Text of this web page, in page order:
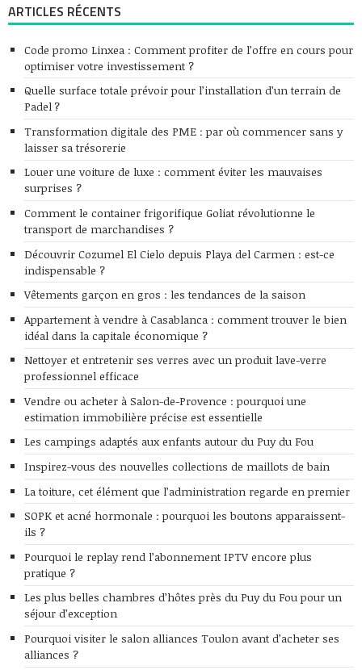
ARTICLES RÉCENTS
Code promo Linxea : Comment profiter de l’offre en cours pour
optimiser votre investissement ?
Quelle surface totale prévoir pour l’installation d’un terrain de
Padel ?
Transformation digitale des PME : par où commencer sans y
laisser sa trésorerie
Louer une voiture de luxe : comment éviter les mauvaises
surprises ?
Comment le container frigorifique Goliat révolutionne le
transport de marchandises ?
Découvrir Cozumel El Cielo depuis Playa del Carmen : est-ce
indispensable ?
Vêtements garçon en gros : les tendances de la saison
Appartement à vendre à Casablanca : comment trouver le bien
idéal dans la capitale économique ?
Nettoyer et entretenir ses verres avec un produit lave-verre
professionnel efficace
Vendre ou acheter à Salon-de-Provence : pourquoi une
estimation immobilière précise est essentielle
Les campings adaptés aux enfants autour du Puy du Fou
Inspirez-vous des nouvelles collections de maillots de bain
La toiture, cet élément que l’administration regarde en premier
SOPK et acné hormonale : pourquoi les boutons apparaissent-
ils ?
Pourquoi le replay rend l’abonnement IPTV encore plus
pratique ?
Les plus belles chambres d’hôtes près du Puy du Fou pour un
séjour d’exception
Pourquoi visiter le salon alliances Toulon avant d’acheter ses
alliances ?